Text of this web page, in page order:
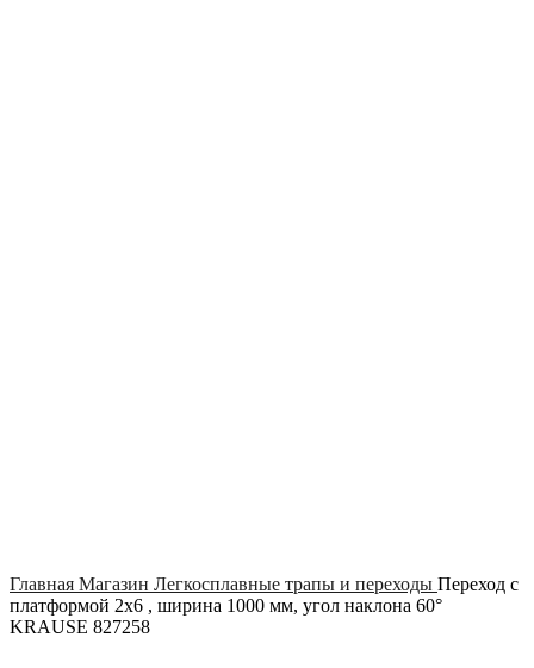
Главная Магазин Легкосплавные трапы и переходы Переход с
платформой 2х6 , ширина 1000 мм, угол наклона 60°
KRAUSE 827258